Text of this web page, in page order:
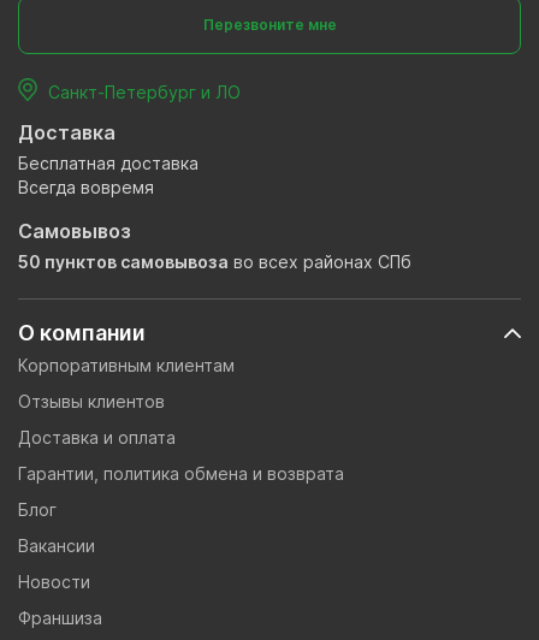
О компании
Корпоративным клиентам
Отзывы клиентов
Доставка и оплата
Гарантии, политика обмена и возврата
Блог
Вакансии
Новости
Франшиза
Перезвоните мне
Санкт-Петербург и ЛО
Доставка
Бесплатная доставка
Всегда вовремя
Самовывоз
50 пунктов самовывоза во всех районах СПб